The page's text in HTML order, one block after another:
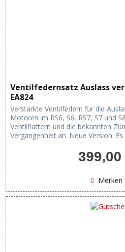
Ventilfedernsatz Auslass
EA824
Verstärkte Ventilfedern für die
Motoren im RS6, S6, RS7, S7 und
Ventilflattern und die bekannten
Vergangenheit an. Neue Version:
399,00
Merken